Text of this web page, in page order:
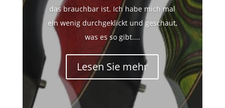
das brauchbar ist. Ich habe mich mal
ein wenig durchgeklickt und geschaut,
was es so gibt....
Lesen Sie mehr